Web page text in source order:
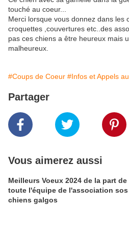
touché au coeur...
Merci lorsque vous donnez dans les
croquettes ,couvertures etc..des
pas ces chiens a être heureux mais
malheureux.
#Coups de Coeur #Infos et Appels
Partager
Vous aimerez aussi
Meilleurs Voeux 2024 de la part de
toute l'équipe de l'association sos
chiens galgos